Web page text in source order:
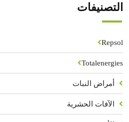
التصنيفات
Repsol
Totalenergies
أمراض النبات
الآفات الحشرية